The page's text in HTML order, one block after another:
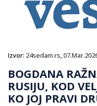
Izvor: 24sedam.rs,
BOGDANA
RUSIJU, KOD
KO JOJ PRAVI